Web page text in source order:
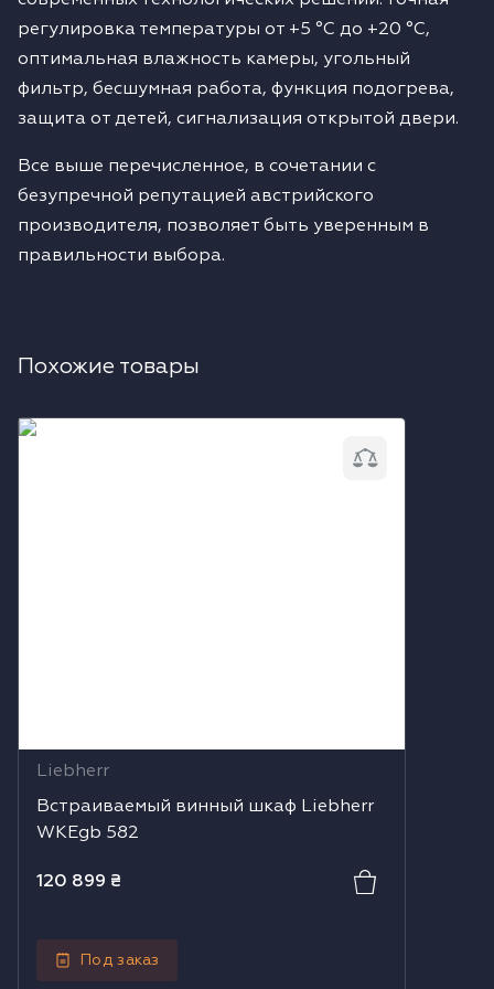
регулировка температуры от +5 °C до +20 °C,
оптимальная влажность камеры, угольный
фильтр, бесшумная работа, функция подогрева,
защита от детей, сигнализация открытой двери.
Все выше перечисленное, в сочетании с
безупречной репутацией австрийского
производителя, позволяет быть уверенным в
правильности выбора.
Похожие товары
Встраиваемый винный шкаф Liebherr
Liebherr
Встраиваемый винный шкаф Liebherr
WKEgb 582
120 899 ₴
Под заказ